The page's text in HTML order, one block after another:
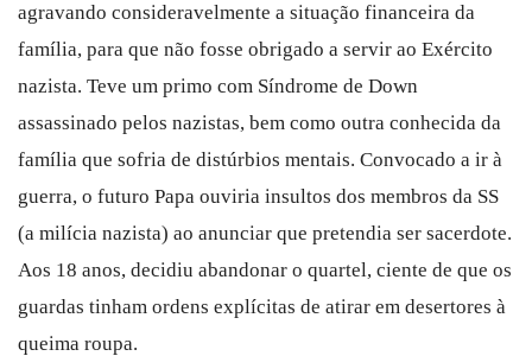
agravando consideravelmente a situação financeira da
família, para que não fosse obrigado a servir ao Exército
nazista. Teve um primo com Síndrome de Down
assassinado pelos nazistas, bem como outra conhecida da
família que sofria de distúrbios mentais. Convocado a ir à
guerra, o futuro Papa ouviria insultos dos membros da SS
(a milícia nazista) ao anunciar que pretendia ser sacerdote.
Aos 18 anos, decidiu abandonar o quartel, ciente de que os
guardas tinham ordens explícitas de atirar em desertores à
queima roupa.